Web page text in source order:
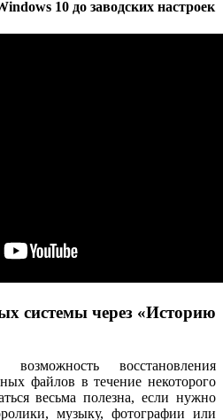
10 до заводских настроек
системы через «Историю
восстановления
файлов в течение некоторого
весьма полезна, если нужно
музыку, фотографии или